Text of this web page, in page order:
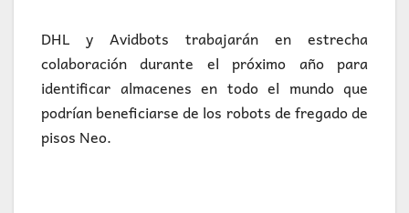
DHL y Avidbots trabajarán en estrecha
colaboración durante el próximo año para
identificar almacenes en todo el mundo que
podrían beneficiarse de los robots de fregado de
pisos Neo.